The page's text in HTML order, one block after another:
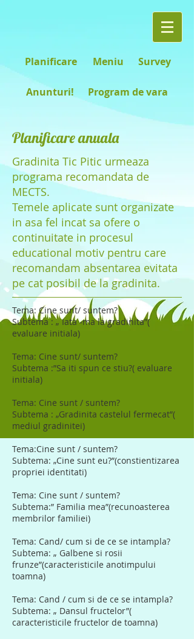
Planificare
Anunturi!
Meniu Survey
Program de vara
Planificare anuala
Gradinita Tic Pitic urmeaza
programa recomandata de
MECTS.
Temele aplicate sunt organizate
in asa fel incat sa ofere o
continuitate in procesul
educational motiv pentru care
recomandam absentarea evitata
pe cat posibil de la gradinita.
Tema: Cine sunt/ suntem?
Subtema : „ Iata -ma la gradinita”(
evaluare initiala)
Tema: Cine sunt/ suntem?
Subtema :”Sa iti spun ce stiu?( evaluare
initiala)
Tema: Cine sunt / suntem?
Subtema : „Gradinita castelul fermecat”(
mediul gradinitei)
Tema:Cine sunt / suntem?
Subtema: „Cine sunt eu?”(constientizarea
propriei identitati)
Tema: Cine sunt / suntem?
Subtema:” Familia mea”(recunoasterea
membrilor familiei)
Tema: Cand/ cum si de ce se intampla?
Subtema: „ Galbene si rosii
frunze”(caracteristicile anotimpului
toamna)
Tema: Cand / cum si de ce se intampla?
Subtema: „ Dansul fructelor”(
caracteristicile fructelor de toamna)